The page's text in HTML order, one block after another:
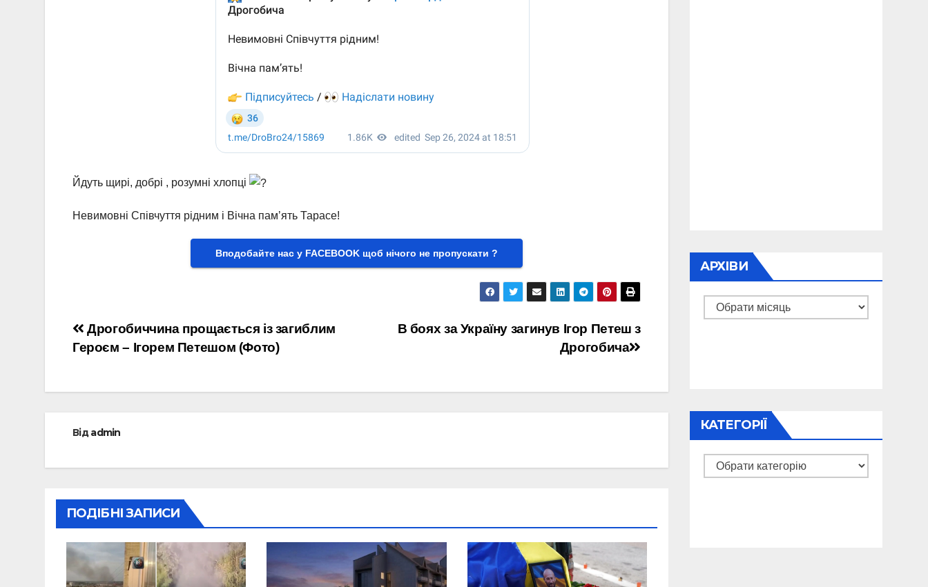
Йдуть щирі, добрі , розумні хлопці
Невимовні Співчуття рідним і Вічна памʼять Тарасе!
Вподобайте нас у FACEBOOK щоб нічого не пропускати ?
Навігація
записів
В боях за Україну загинув Ігор Петеш з
Дрогобича
Дрогобиччина прощається із загиблим
Героєм – Ігорем Петешом (Фото)
Відadmin
ПОДІБНІ ЗАПИСИ
АРХІВИ
Архіви
КАТЕГОРІЇ
Категорії